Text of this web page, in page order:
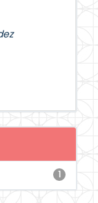
1